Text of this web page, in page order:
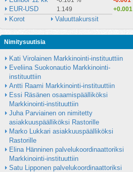
EUR-USD 1.149 +0.001
Korot Valuuttakurssit
Nimitysuutisia
Kati Virolainen Markkinointi-instituuttiin
Eveliina Suokonautio Markkinointi-
instituuttiin
Antti Raami Markkinointi-instituuttiin
Essi Räsänen osaamispäälliköksi
Markkinointi-instituuttiin
Juha Parviainen on nimitetty
asiakkuuspäälliköksi Rastorille
Marko Lukkari asiakkuuspäälliköksi
Rastorille
Elina Hänninen palvelukoordinaattoriksi
Markkinointi-instituuttiin
Satu Lipponen palvelukoordinaattoriksi